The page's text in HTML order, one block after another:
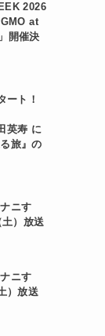
2026
at
開催決
ート！
英寿 に
旅』の
ニす
）放送
ニす
）放送